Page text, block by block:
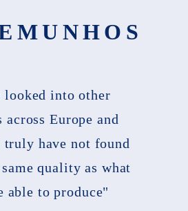
looked into other
across Europe and
truly have not found
quality as what
able to produce"